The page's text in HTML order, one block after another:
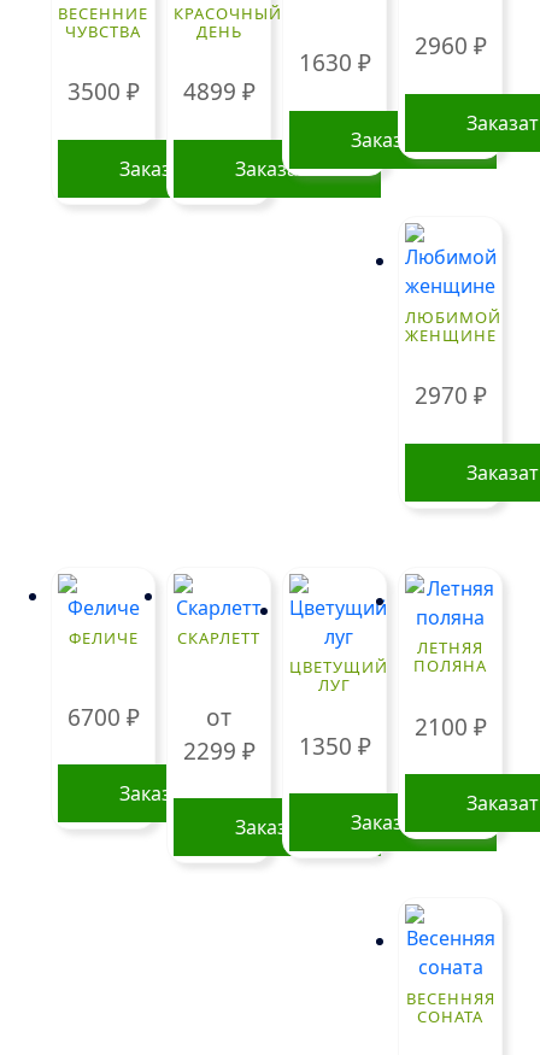
ВЕСЕННИЕ
ЧУВСТВА
3500 ₽
Заказать
КРАСОЧНЫЙ
ДЕНЬ
4899 ₽
Заказать
1630 ₽
Заказать
2960 ₽
ЛЮБИМОЙ
ЖЕНЩИНЕ
2970 ₽
ФЕЛИЧЕ
6700 ₽
Заказать
СКАРЛЕТТ
от
2299 ₽
Заказать
ЦВЕТУЩИЙ
ЛУГ
1350 ₽
Заказать
ЛЕТНЯЯ
ПОЛЯНА
2100 ₽
ВЕСЕННЯЯ
СОНАТА